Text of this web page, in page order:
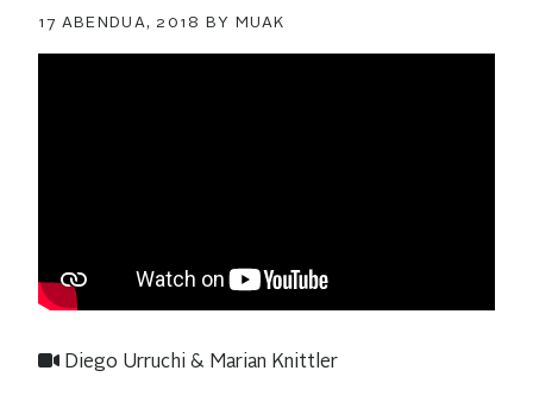
POSTED
17 ABENDUA, 2018 BY MUAK
Diego Urruchi & Marian Knittler